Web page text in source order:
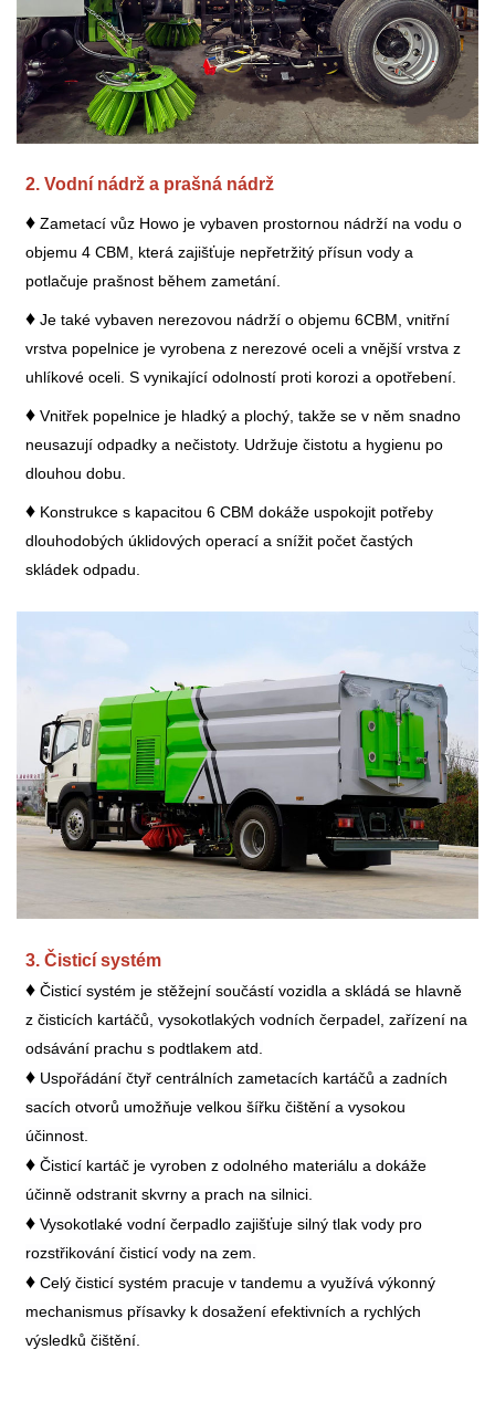
2. Vodní nádrž a prašná nádrž
♦ Zametací vůz Howo je vybaven prostornou nádrží na vodu o
objemu 4 CBM, která zajišťuje nepřetržitý přísun vody a
potlačuje prašnost během zametání.
♦ Je také vybaven nerezovou nádrží o objemu 6CBM, vnitřní
vrstva popelnice je vyrobena z nerezové oceli a vnější vrstva z
uhlíkové oceli. S vynikající odolností proti korozi a opotřebení.
♦ Vnitřek popelnice je hladký a plochý, takže se v něm snadno
neusazují odpadky a nečistoty. Udržuje čistotu a hygienu po
dlouhou dobu.
♦ Konstrukce s kapacitou 6 CBM dokáže uspokojit potřeby
dlouhodobých úklidových operací a snížit počet častých
skládek odpadu.
3. Čisticí systém
♦ Čisticí systém je stěžejní součástí vozidla a skládá se hlavně
z čisticích kartáčů, vysokotlakých vodních čerpadel, zařízení na
odsávání prachu s podtlakem atd.
♦ Uspořádání čtyř centrálních zametacích kartáčů a zadních
sacích otvorů umožňuje velkou šířku čištění a vysokou
účinnost.
♦ Čisticí kartáč je vyroben z odolného materiálu a dokáže
účinně odstranit skvrny a prach na silnici.
♦ Vysokotlaké vodní čerpadlo zajišťuje silný tlak vody pro
rozstřikování čisticí vody na zem.
♦ Celý čisticí systém pracuje v tandemu a využívá výkonný
mechanismus přísavky k dosažení efektivních a rychlých
výsledků čištění.